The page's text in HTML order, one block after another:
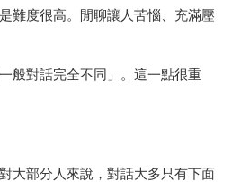
難度很高。閒聊讓人苦惱、充滿壓
般對話完全不同」。這一點很重
大部分人來說，對話大多只有下面